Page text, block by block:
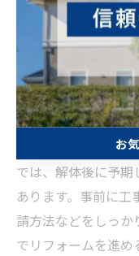
勧められるケース
確認し、複数社か
ります。また、耐
ックし、計画的に進
注意点として、リ
費用のリスクも考
では、解体後に予
あります。事前に
請方法などをしっ
でリフォームを進め
お
お